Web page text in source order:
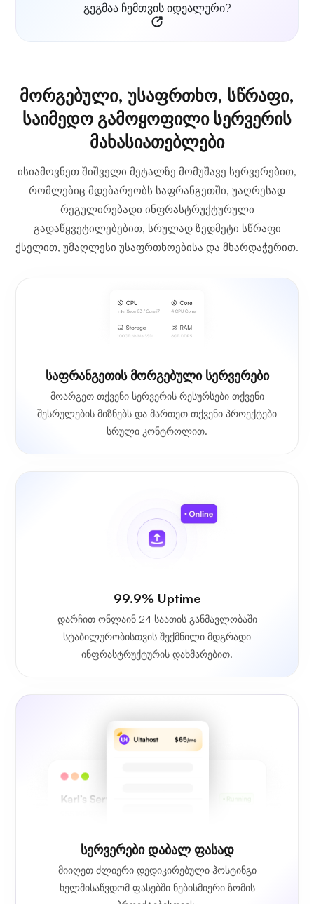
გეგმაა ჩემთვის იდეალური?
მორგებული, უსაფრთხო, სწრაფი,
საიმედო გამოყოფილი სერვერის
მახასიათებლები
ისიამოვნეთ შიშველი მეტალზე მომუშავე სერვერებით,
რომლებიც მდებარეობს საფრანგეთში, უაღრესად
რეგულირებადი ინფრასტრუქტურული
გადაწყვეტილებებით, სრულად ზედმეტი სწრაფი
ქსელით, უმაღლესი უსაფრთხოებისა და მხარდაჭერით.
საფრანგეთის მორგებული სერვერები
მოარგეთ თქვენი სერვერის რესურსები თქვენი
შესრულების მიზნებს და მართეთ თქვენი პროექტები
სრული კონტროლით.
99.9% Uptime
დარჩით ონლაინ 24 საათის განმავლობაში
სტაბილურობისთვის შექმნილი მდგრადი
ინფრასტრუქტურის დახმარებით.
სერვერები დაბალ ფასად
მიიღეთ ძლიერი დედიკირებული ჰოსტინგი
ხელმისაწვდომ ფასებში ნებისმიერი ზომის